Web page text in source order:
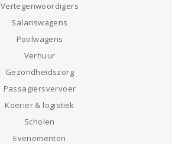
Vertegenwoordigers
Salariswagens
Poolwagens
Verhuur
Gezondheidszorg
Passagiersvervoer
Koerier & logistiek
Scholen
Evenementen